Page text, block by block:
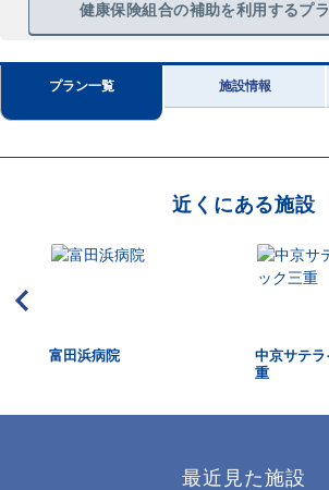
健康保険組合の補助を利用するプ
プラン一覧 施設情報
近くにある施設
富田浜病院
中京サテ
重
最近見た施設